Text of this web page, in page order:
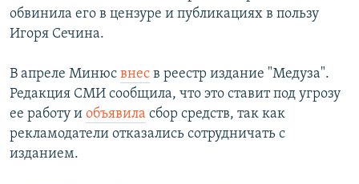
обвинила его в цензуре и публикациях в пользу
Игоря Сечина.
В апреле Минюс внес в реестр издание "Медуза".
Редакция СМИ сообщила, что это ставит под угрозу
ее работу и объявила сбор средств, так как
рекламодатели отказались сотрудничать с
изданием.